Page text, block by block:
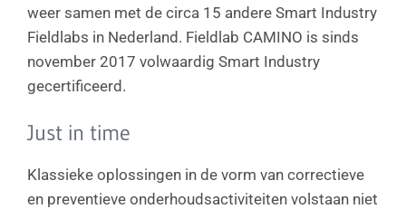
weer samen met de circa 15 andere Smart Industry
Fieldlabs in Nederland. Fieldlab CAMINO is sinds
november 2017 volwaardig Smart Industry
gecertificeerd.
Just in time
Klassieke oplossingen in de vorm van correctieve
en preventieve onderhoudsactiviteiten volstaan niet